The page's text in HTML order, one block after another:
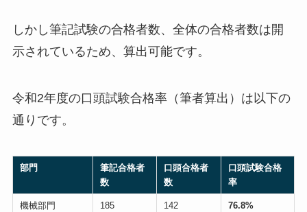
しかし筆記試験の合格者数、全体の合格者数は開
示されているため、算出可能です。
令和2年度の口頭試験合格率（筆者算出）は以下の
通りです。
部門
筆記合格者
数
口頭合格者
数
口頭試験合格
率
機械部門 185 142 76.8%